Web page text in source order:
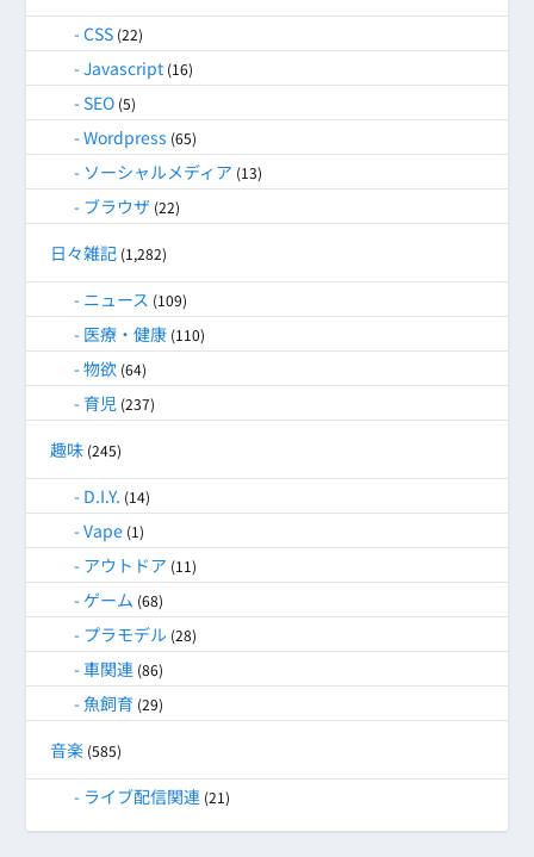
CSS (22)
Javascript (16)
SEO (5)
Wordpress (65)
ソーシャルメディア (13)
ブラウザ (22)
日々雑記 (1,282)
ニュース (109)
医療・健康 (110)
物欲 (64)
育児 (237)
趣味 (245)
D.I.Y. (14)
Vape (1)
アウトドア (11)
ゲーム (68)
プラモデル (28)
車関連 (86)
魚飼育 (29)
音楽 (585)
ライブ配信関連 (21)